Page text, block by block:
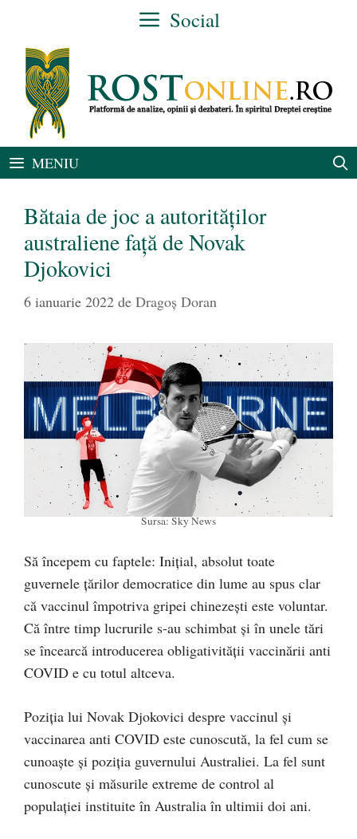
conținut
Social
MENIU
Bătaia de joc a autorităților
australiene față de Novak
Djokovici
6 ianuarie 2022 de Dragoș Doran
Sursa: Sky News
Să începem cu faptele: Inițial, absolut toate
guvernele țărilor democratice din lume au spus clar
că vaccinul împotriva gripei chinezești este voluntar.
Că între timp lucrurile s-au schimbat și în unele tări
se încearcă introducerea obligativității vaccinării anti
COVID e cu totul altceva.
Poziția lui Novak Djokovici despre vaccinul și
vaccinarea anti COVID este cunoscută, la fel cum se
cunoaște și poziția guvernului Australiei. La fel sunt
cunoscute și măsurile extreme de control al
populației instituite în Australia în ultimii doi ani.